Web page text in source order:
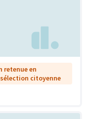
retenue en
citoyenne